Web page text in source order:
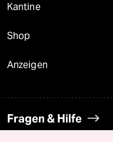
Kantine
Shop
Anzeigen
Fragen & Hilfe